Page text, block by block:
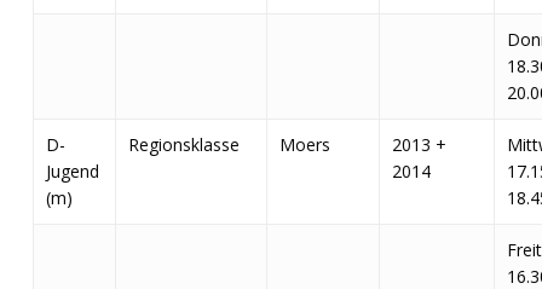
D-
Jugend
(m)
Regionsklasse Moers
2013 +
2014